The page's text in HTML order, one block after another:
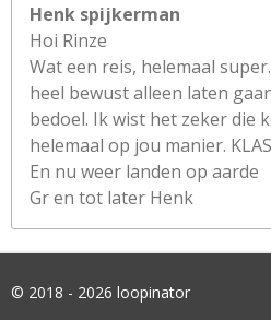
Henk spijkerman
Hoi Rinze
Wat een reis, helemaal
heel bewust alleen laten
bedoel. Ik wist het zeker die
helemaal op jou manier.
En nu weer landen op aarde
Gr en tot later Henk
© 2018 - 2026 loopinator